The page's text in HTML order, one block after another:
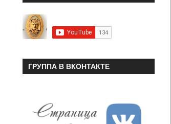
ГРУППА В ВКОНТАКТЕ